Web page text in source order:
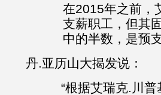
在2015年之前，
支薪职工，但其
中的半数，是预
丹.亚历山大揭发说：
“根据艾瑞克.川